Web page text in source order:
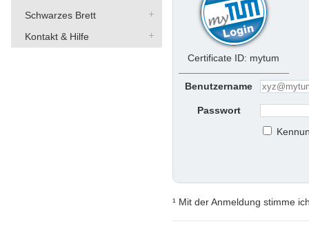
Schwarzes Brett
Kontakt & Hilfe
Certificate ID: mytum
Benutzername
Passwort
¹ Mit der Anmeldung stimme